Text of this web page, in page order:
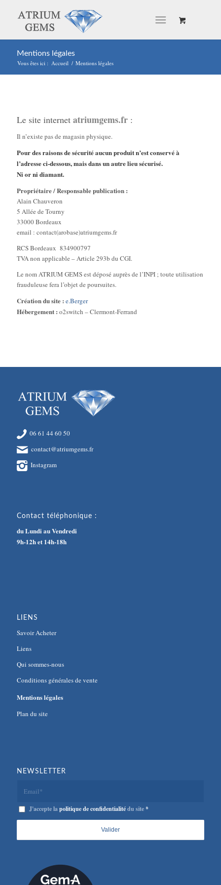
Mentions légales
Vous êtes ici : Accueil / Mentions légales
Le site internet atriumgems.fr :
Il n’existe pas de magasin physique.
Pour des raisons de sécurité aucun produit n’est conservé à
l’adresse ci-dessous, mais dans un autre lieu sécurisé.
Ni or ni diamant.
Propriétaire / Responsable publication :
Alain Chauveron
5 Allée de Tourny
33000 Bordeaux
email : contact(arobase)atriumgems.fr
RCS Bordeaux 834900797
TVA non applicable – Article 293b du CGI.
Le nom ATRIUM GEMS est déposé auprès de l’INPI ; toute utilisation
frauduleuse fera l’objet de poursuites.
Création du site : e.Berger
Hébergement : o2switch – Clermont-Ferrand
06 61 44 60 50
contact@atriumgems.fr
Instagram
Contact téléphonique :
du Lundi au Vendredi
9h-12h et 14h-18h
LIENS
Savoir Acheter
Liens
Qui sommes-nous
Conditions générales de vente
Mentions légales
Plan du site
NEWSLETTER
J'accepte lapolitique de confidentialitédu site*